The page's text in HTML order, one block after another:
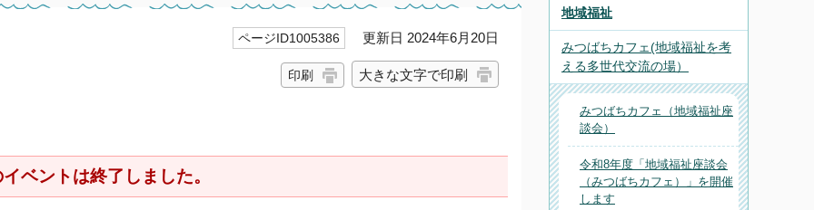
ページID1005386 更新日 2024年6月20日
印刷 大きな文字で印刷
ベントは終了しました。
地域福祉
みつばちカフェ(地域福祉を考
える多世代交流の場）
みつばちカフェ（地域福祉座
談会）
令和8年度「地域福祉座談会
（みつばちカフェ）」を開催
します